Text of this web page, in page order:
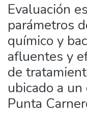
Evaluación
parámetros
químico y
afluentes y
de
ubicado a
Punta